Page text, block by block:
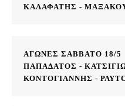
ΚΑΛΑΦΑΤΗΣ -
ΑΓΩΝΕΣ ΣΑΒΒΑΤΟ 18/5
ΠΑΠΑΔΑΤΟΣ -
ΚΟΝΤΟΓΙΑΝΝΗΣ -